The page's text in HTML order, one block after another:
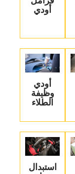
أودي‏
‏أودي
وظيفة
الطلاء‏
‏استبدال